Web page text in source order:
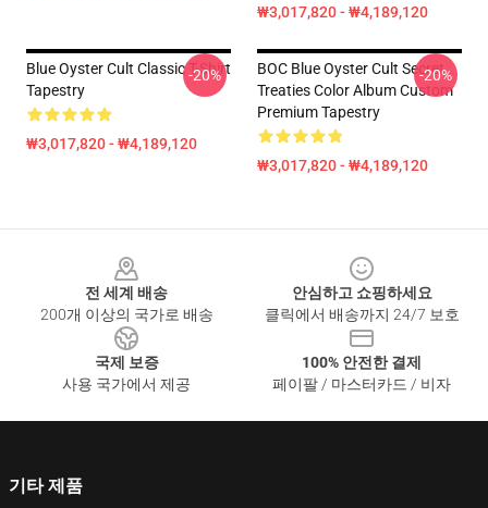
₩3,017,820 - ₩4,189,120
Blue Oyster Cult Classic T-Shirt
Tapestry
₩3,017,820 - ₩4,189,120
-20%
BOC Blue Oyster Cult Secret
Treaties Color Album Custom
Premium Tapestry
₩3,017,820 - ₩4,189,120
-20%
전 세계 배송
200개 이상의 국가로 배송
안심하고 쇼핑하세요
클릭에서 배송까지 24/7 보호
국제 보증
사용 국가에서 제공
100% 안전한 결제
페이팔 / 마스터카드 / 비자
기타 제품